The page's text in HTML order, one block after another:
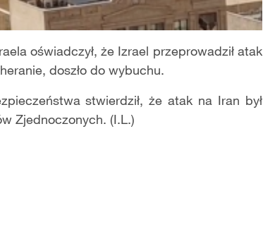
oświadczył, że Izrael przeprowadził atak
doszło do wybuchu.
stwierdził, że atak na Iran był
Zjednoczonych. (I.L.)